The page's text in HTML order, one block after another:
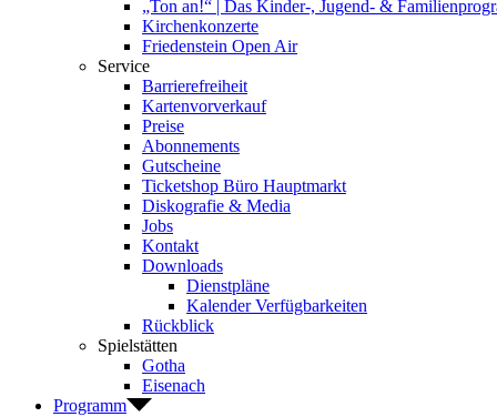
„Ton an!“ | Das Kinder-, Jugend- &
Kirchenkonzerte
Friedenstein Open Air
Service
Barrierefreiheit
Kartenvorverkauf
Preise
Abonnements
Gutscheine
Ticketshop Büro Hauptmarkt
Diskografie & Media
Jobs
Kontakt
Downloads
Dienstpläne
Kalender Verfügbarkeiten
Rückblick
Spielstätten
Gotha
Eisenach
Programm